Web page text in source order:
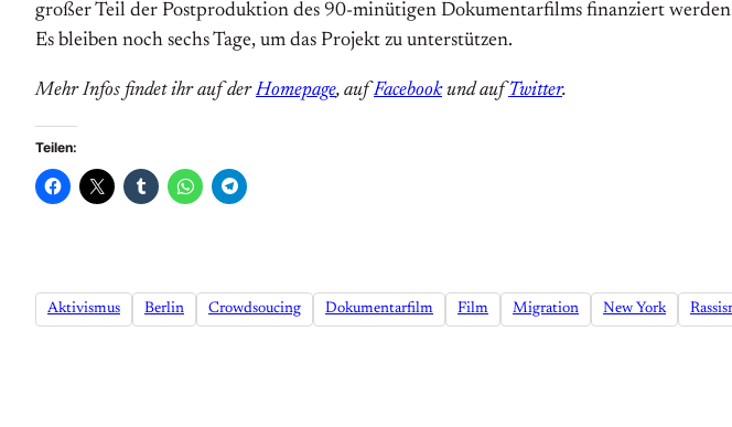
großer Teil der Postproduktion des 90-minütigen Dokumentarfilms finanziert
Es bleiben noch sechs Tage, um das Projekt zu unterstützen.
Mehr Infos findet ihr auf derHomepage, aufFacebookund auf Twitter.
Teilen:
Aktivismus Berlin Crowdsoucing Dokumentarfilm Film Migration New York